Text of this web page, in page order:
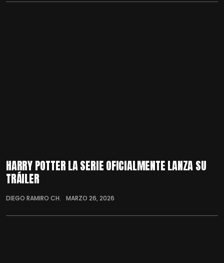
HARRY POTTER LA SERIE OFICIALMENTE LANZA SU
TRÁILER
DIEGO RAMIRO CH. MARZO 26, 2026